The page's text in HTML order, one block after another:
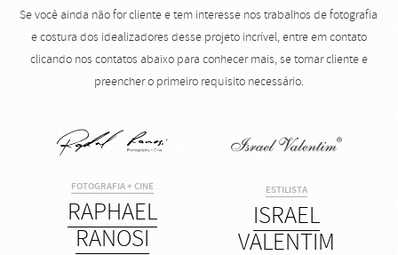
Se você ainda não for cliente e tem interesse nos trabalhos de fotografia
e costura dos idealizadores desse projeto incrível, entre em contato
clicando nos contatos abaixo para conhecer mais, se tornar cliente e
preencher o primeiro requisito necessário.
FOTOGRAFIA + CINE
RAPHAEL
RANOSI
ESTILISTA
ISRAEL
VALENTIM